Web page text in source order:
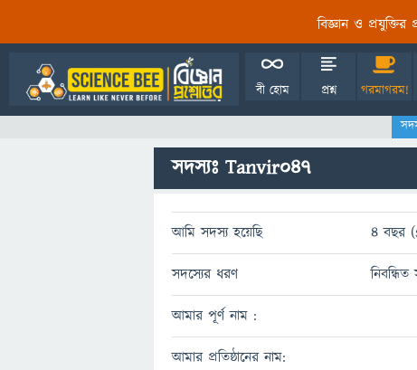
বিজ্ঞান ও প্রযুক্তির
বী হোম প্রশ্ন গরমাগরম!
সদস্যঃ Tanvir047
আমি সদস্য হয়েছি 4 বছর
সদস্যের ধরণ
আমার পূর্ণ নাম :
আমার প্রতিষ্ঠানের নাম: